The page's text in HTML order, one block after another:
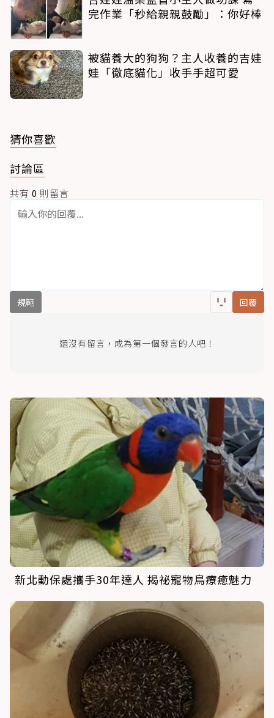
完作業「秒給親親鼓勵」：你好棒
被貓養大的狗狗？主人收養的吉娃
娃「徹底貓化」收手手超可愛
猜你喜歡
討論區
共有 0 則留言
規範 回覆
還沒有留言，成為第一個發言的人吧！
新北動保處攜手30年達人 揭祕寵物鳥療癒魅力